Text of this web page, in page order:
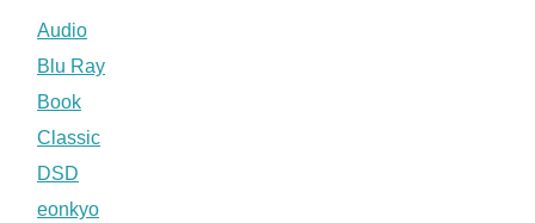
Audio
Blu Ray
Book
Classic
DSD
eonkyo